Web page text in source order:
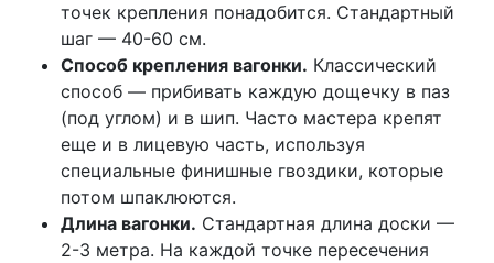
точек крепления понадобится. Стандартный
шаг — 40-60 см.
Способ крепления вагонки. Классический
способ — прибивать каждую дощечку в паз
(под углом) и в шип. Часто мастера крепят
еще и в лицевую часть, используя
специальные финишные гвоздики, которые
потом шпаклюются.
Длина вагонки. Стандартная длина доски —
2-3 метра. На каждой точке пересечения